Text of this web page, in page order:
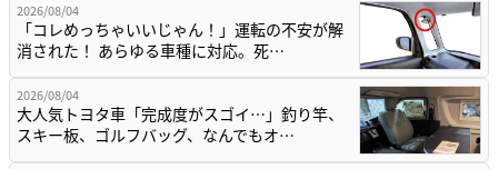
2026/08/04
「コレめっちゃいいじゃん！」運転の不安が解
消された！ あらゆる車種に対応。死…
2026/08/04
大人気トヨタ車「完成度がスゴイ…」釣り竿、
スキー板、ゴルフバッグ、なんでもオ…